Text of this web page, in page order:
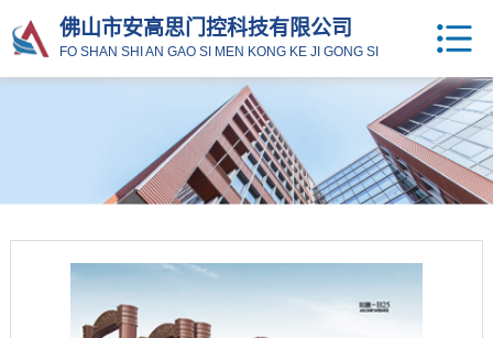
佛山市安高思门控科技有限公司
FO SHAN SHI AN GAO SI MEN KONG KE JI GONG SI